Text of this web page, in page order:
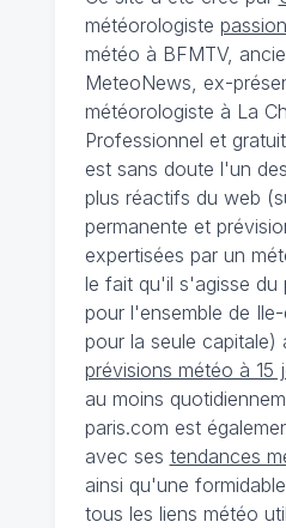
météorologiste
météo à BFMTV,
MeteoNews, ex-
météorologiste à La
Professionnel et
est sans doute l'un
plus réactifs du web
permanente et
expertisées par un
le fait qu'il s'agisse du
pour l'ensemble de
pour la seule capitale)
prévisions météo à 15
au moins
paris.com est
avec ses tendances
ainsi qu'une
tous les liens météo